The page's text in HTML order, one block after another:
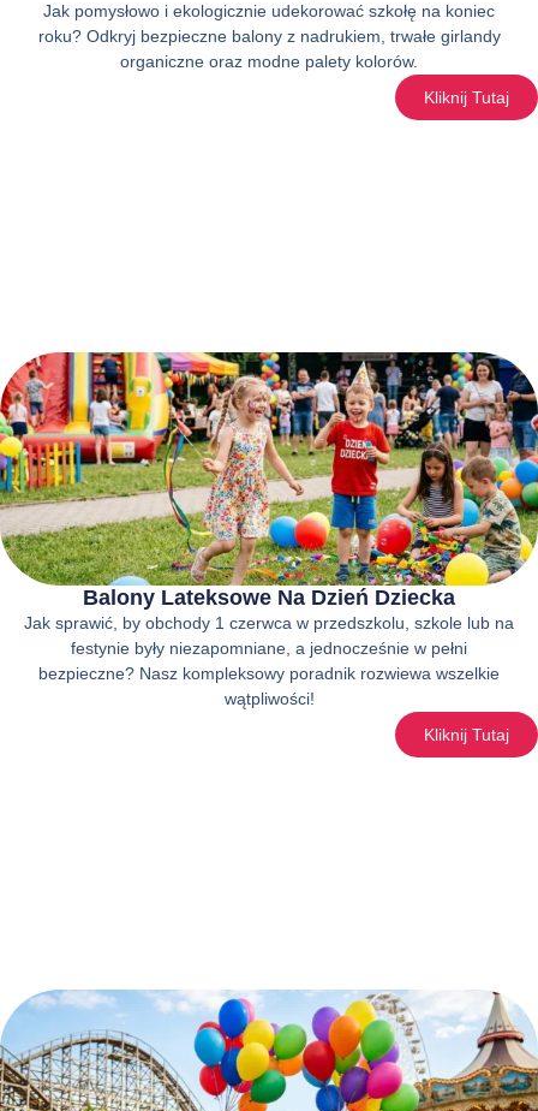
Jak pomysłowo i ekologicznie udekorować szkołę na koniec
roku? Odkryj bezpieczne balony z nadrukiem, trwałe girlandy
organiczne oraz modne palety kolorów.
Kliknij Tutaj
Balony Lateksowe Na Dzień Dziecka
Jak sprawić, by obchody 1 czerwca w przedszkolu, szkole lub na
festynie były niezapomniane, a jednocześnie w pełni
bezpieczne? Nasz kompleksowy poradnik rozwiewa wszelkie
wątpliwości!
Kliknij Tutaj